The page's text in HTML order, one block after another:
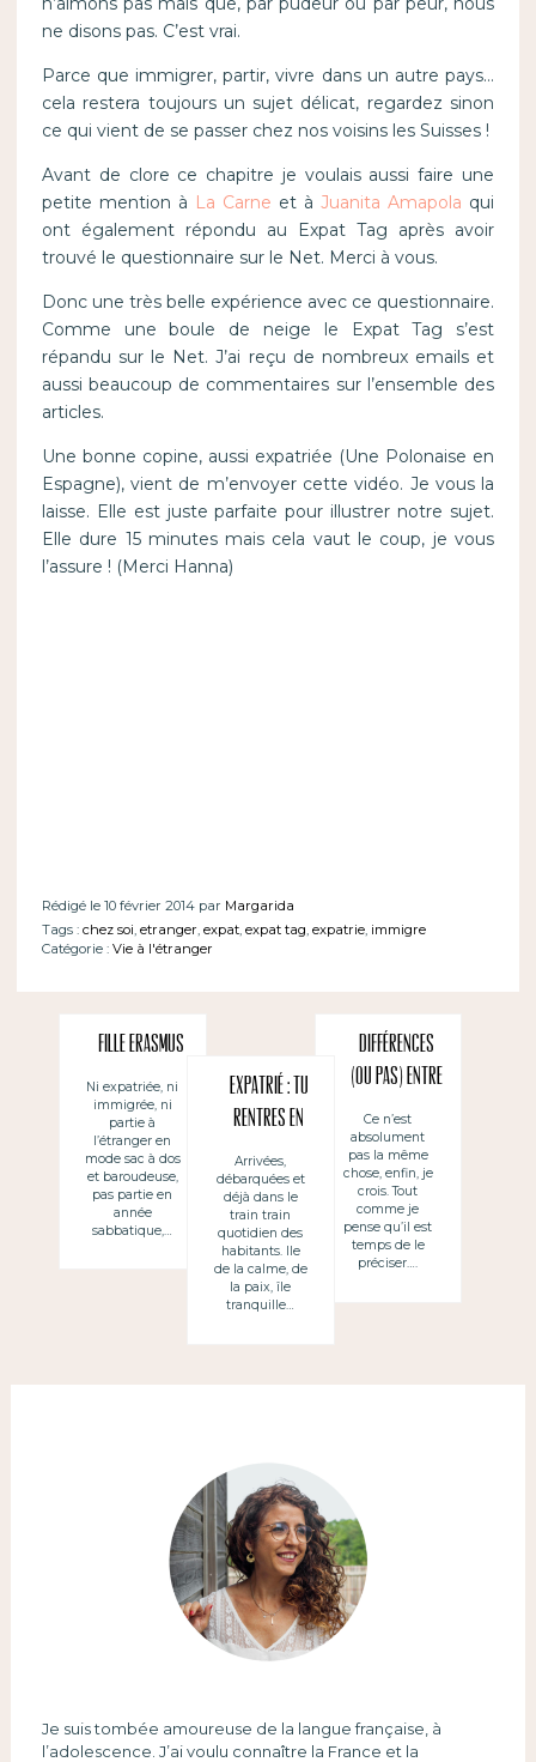
ne disons pas. C’est vrai.
Parce que immigrer, partir, vivre dans un autre pays…
cela restera toujours un sujet délicat, regardez sinon
ce qui vient de se passer chez nos voisins les Suisses !
Avant de clore ce chapitre je voulais aussi faire une
petite mention à La Carne et àJuanita Amapola qui
ont également répondu au Expat Tag après avoir
trouvé le questionnaire sur le Net. Merci à vous.
Donc une très belle expérience avec ce questionnaire.
Comme une boule de neige le Expat Tag s’est
répandu sur le Net. J’ai reçu de nombreux emails et
aussi beaucoup de commentaires sur l’ensemble des
articles.
Une bonne copine, aussi expatriée (Une Polonaise en
Espagne), vient de m’envoyer cette vidéo. Je vous la
laisse. Elle est juste parfaite pour illustrer notre sujet.
Elle dure 15 minutes mais cela vaut le coup, je vous
l’assure ! (Merci Hanna)
Rédigé le 10 février 2014 par Margarida
Tags : chez soi etranger expat, expat tag expatrie, immigre
Catégorie : Vie à l'étranger
Fille Erasmus
Ni expatriée, ni
immigrée, ni
partie à
l’étranger en
mode sac à dos
et baroudeuse,
pas partie en
année
sabbatique,…
Expatrié : tu
rentres en
vacances
« chez toi »
mais tu as
besoin de
t’acclimater
Arrivées,
débarquées et
déjà dans le
train train
quotidien des
habitants. Ile
de la calme, de
la paix, île
tranquille…
Différences
(ou pas) entre
un expat et
une vie à
l’étranger ?
Ce n’est
absolument
pas la même
chose, enfin, je
crois. Tout
comme je
pense qu’il est
temps de le
préciser….
Je suis tombée amoureuse de la langue française, à
l’adolescence. J’ai voulu connaître la France et la